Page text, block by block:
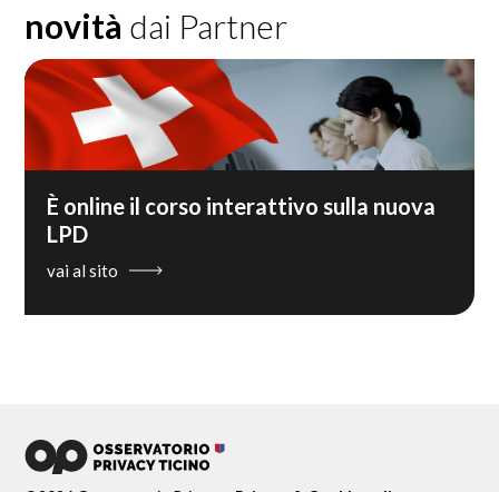
novità dai Partner
È online il corso interattivo sulla nuova
LPD
vai al sito